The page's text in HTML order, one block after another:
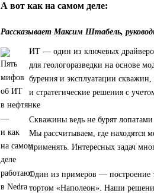
А вот как на самом деле:
Рассказывает Максим Штабель,
ИТ — один из ключевых
для геологоразведки на основе
бурения и эксплуатации
и стратегические решения с
Скважины ведь не бурят
Мы рассчитываем, где находятся
применять. Интересных задач
Один из примеров — построение
тортом «Наполеон». Наши